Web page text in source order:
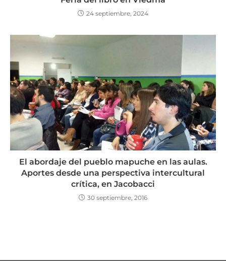
24 septiembre, 2024
El abordaje del pueblo mapuche en las aulas.
Aportes desde una perspectiva intercultural
crítica, en Jacobacci
30 septiembre, 2016